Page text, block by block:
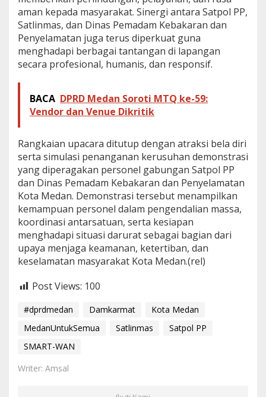
aman kepada masyarakat. Sinergi antara Satpol PP,
Satlinmas, dan Dinas Pemadam Kebakaran dan
Penyelamatan juga terus diperkuat guna
menghadapi berbagai tantangan di lapangan
secara profesional, humanis, dan responsif.
BACA DPRD Medan Soroti MTQ ke-59:
Vendor dan Venue Dikritik
Rangkaian upacara ditutup dengan atraksi bela diri
serta simulasi penanganan kerusuhan demonstrasi
yang diperagakan personel gabungan Satpol PP
dan Dinas Pemadam Kebakaran dan Penyelamatan
Kota Medan. Demonstrasi tersebut menampilkan
kemampuan personel dalam pengendalian massa,
koordinasi antarsatuan, serta kesiapan
menghadapi situasi darurat sebagai bagian dari
upaya menjaga keamanan, ketertiban, dan
keselamatan masyarakat Kota Medan.(rel)
Post Views: 100
#dprdmedan Damkarmat
Kota Medan
MedanUntukSemua
Satlinmas
Satpol PP
SMART-WAN
Writer: Amsal